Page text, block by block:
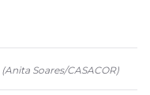
(Anita Soares/CASACOR)